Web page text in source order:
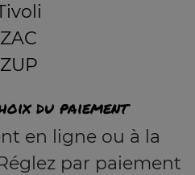
ZAC
ZUP
du paiement
en ligne ou à la
par paiement